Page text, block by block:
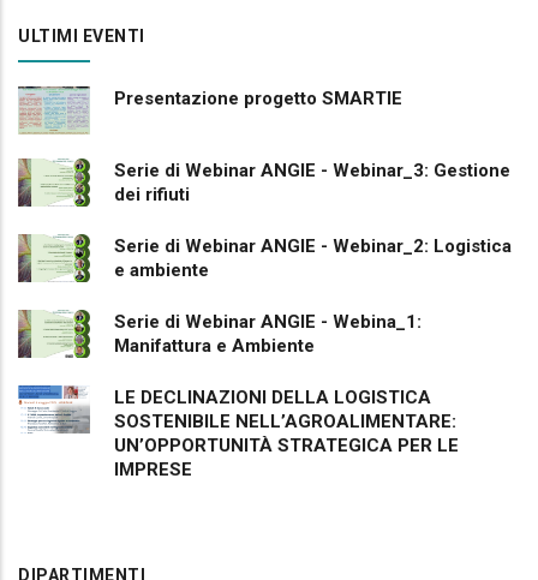
ULTIMI EVENTI
Presentazione progetto SMARTIE
Serie di Webinar ANGIE - Webinar_3: Gestione
dei rifiuti
Serie di Webinar ANGIE - Webinar_2: Logistica
e ambiente
Serie di Webinar ANGIE - Webina_1:
Manifattura e Ambiente
LE DECLINAZIONI DELLA LOGISTICA
SOSTENIBILE NELL’AGROALIMENTARE:
UN’OPPORTUNITÀ STRATEGICA PER LE
IMPRESE
DIPARTIMENTI